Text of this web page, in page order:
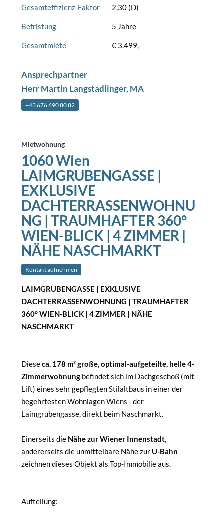
Gesamteffizienz-Faktor 2,30 (D)
Befristung 5 Jahre
Gesamtmiete € 3.499,-
Ansprechpartner
Herr Martin Langstadlinger, MA
+43 676 690 80 82
Mietwohnung
1060 Wien
LAIMGRUBENGASSE |
EXKLUSIVE
DACHTERRASSENWOHNU
NG | TRAUMHAFTER 360°
WIEN-BLICK | 4 ZIMMER |
NÄHE NASCHMARKT
Kontakt aufnehmen
LAIMGRUBENGASSE | EXKLUSIVE
DACHTERRASSENWOHNUNG | TRAUMHAFTER
360° WIEN-BLICK | 4 ZIMMER | NÄHE
NASCHMARKT
Dieseca. 178 m² große, optimal-aufgeteilte, helle 4-
Zimmerwohnung befindet sich im Dachgeschoß (mit
Lift) eines sehr gepflegten Stilaltbaus in einer der
begehrtesten Wohnlagen Wiens - der
Laimgrubengasse, direkt beim Naschmarkt.
Einerseits die Nähe zur Wiener Innenstadt,
andererseits die unmittelbare Nähe zur U-Bahn
zeichnen dieses Objekt als Top-Immobilie aus.
Aufteilung: